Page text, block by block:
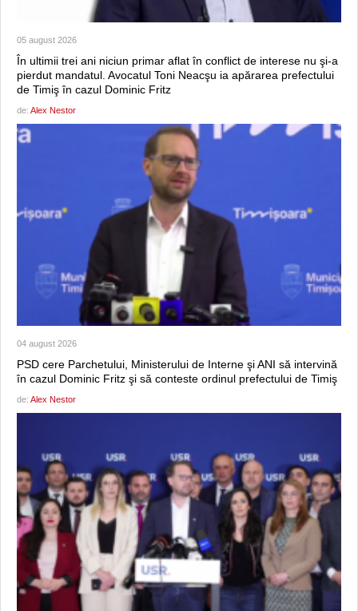
05 august 2026
În ultimii trei ani niciun primar aflat în conflict de interese nu şi-a
pierdut mandatul. Avocatul Toni Neacşu ia apărarea prefectului
de Timiş în cazul Dominic Fritz
de: Alex Nestor
04 august 2026
PSD cere Parchetului, Ministerului de Interne şi ANI să intervină
în cazul Dominic Fritz şi să conteste ordinul prefectului de Timiş
de: Alex Nestor